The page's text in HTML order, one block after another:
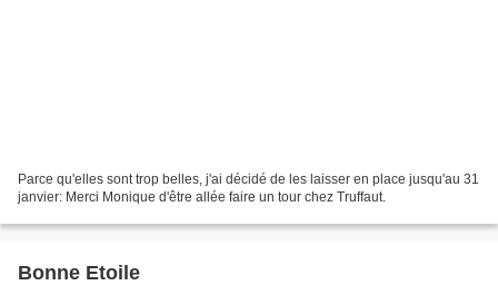
Parce qu'elles sont trop belles, j'ai décidé de les laisser en place jusqu'au 31
janvier: Merci Monique d'être allée faire un tour chez Truffaut.
Bonne Etoile